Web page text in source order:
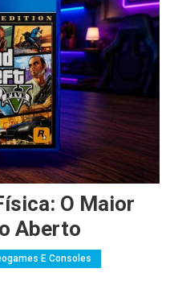
O Maior
Aberto
E Consoles